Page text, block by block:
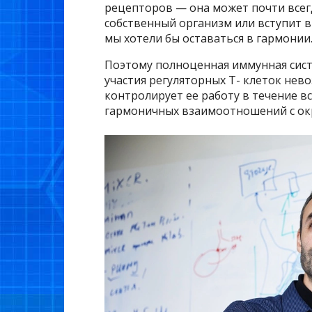
рецепторов — она может почти
собственный организм или
мы хотели бы оставаться в гармонии.
Поэтому полноценная иммунная
участия регуляторных Т- клеток
контролирует ее работу в течение
гармоничных взаимоотношений с